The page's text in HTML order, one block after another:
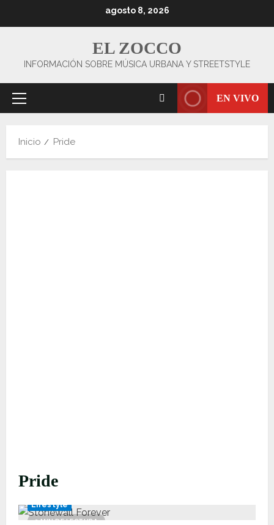
agosto 8, 2026
EL ZOCCO
INFORMACIÓN SOBRE MÚSICA URBANA Y STREETSTYLE
Menú
EN VIVO
Inicio Pride
Pride
2 MIN DE LECTURA
Lifestyle